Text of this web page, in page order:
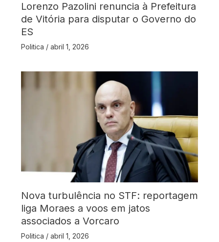
Lorenzo Pazolini renuncia à Prefeitura
de Vitória para disputar o Governo do
ES
Politica / abril 1, 2026
Nova turbulência no STF: reportagem
liga Moraes a voos em jatos
associados a Vorcaro
Politica / abril 1, 2026